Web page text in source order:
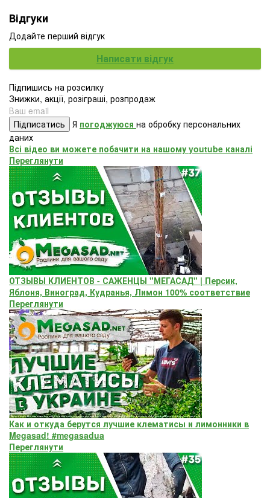
Відгуки
Додайте перший відгук
Написати відгук
Підпишись на розсилку
Знижки, акції, розіграші, розпродаж
Підписатись Я погоджуюся на обробку персональних
даних
Всі відео ви можете побачити на нашому youtube каналі
Переглянути
ОТЗЫВЫ КЛИЕНТОВ - САЖЕНЦЫ "МЕГАСАД" | Персик,
Яблоня, Виноград, Кудранья, Лимон 100% соответствие
Переглянути
Как и откуда берутся лучшие клематисы и лимонники в
Megasad! #megasadua
Переглянути